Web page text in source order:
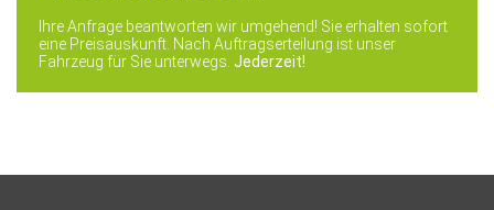
Ihre Anfrage beantworten wir umgehend! Sie erhalten sofort
eine Preisauskunft. Nach Auftragserteilung ist unser
Fahrzeug für Sie unterwegs. Jederzeit!